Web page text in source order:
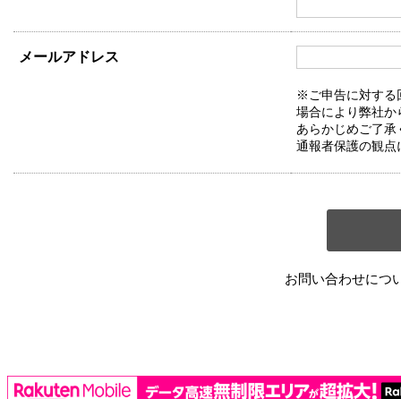
メールアドレス
※ご申告に対する
場合により弊社か
あらかじめご了承
通報者保護の観点
お問い合わせにつ